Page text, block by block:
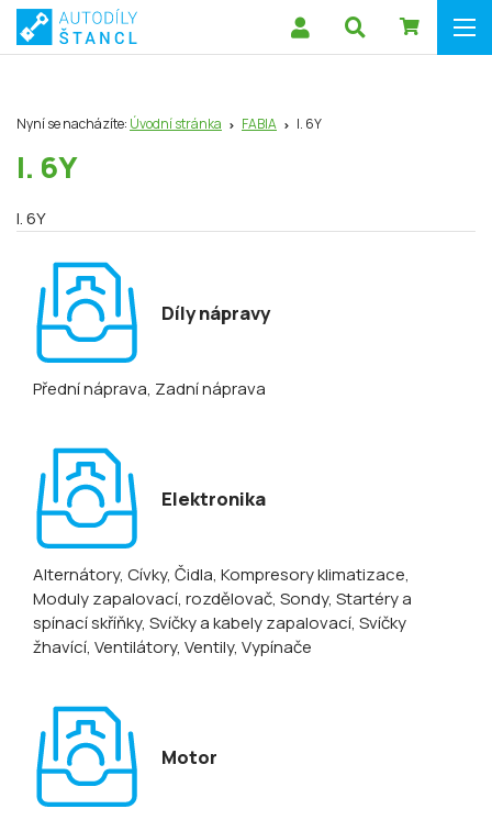
Nyní se nacházíte: Úvodní stránka FABIA I. 6Y
I. 6Y
I. 6Y
Díly nápravy
Přední náprava, Zadní náprava
Elektronika
Alternátory, Cívky, Čidla, Kompresory klimatizace,
Moduly zapalovací, rozdělovač, Sondy, Startéry a
spínací skříňky, Svíčky a kabely zapalovací, Svíčky
žhavící, Ventilátory, Ventily, Vypínače
Motor